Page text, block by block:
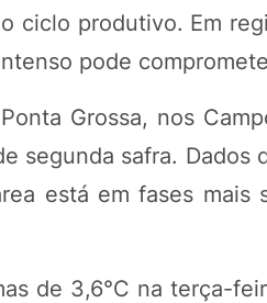
ciclo produtivo. Em
pode
Grossa, nos
segunda safra. Dados
está em fases mais
de 3,6°C na terça-